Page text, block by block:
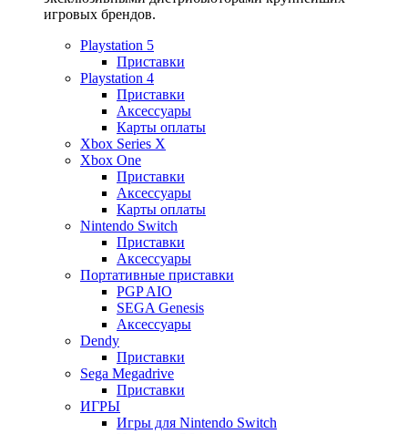
игровых брендов.
Playstation 5
Приставки
Playstation 4
Приставки
Аксессуары
Карты оплаты
Xbox Series X
Xbox One
Приставки
Аксессуары
Карты оплаты
Nintendo Switch
Приставки
Аксессуары
Портативные приставки
PGP AIO
SEGA Genesis
Аксессуары
Dendy
Приставки
Sega Megadrive
Приставки
ИГРЫ
Игры для Nintendo Switch